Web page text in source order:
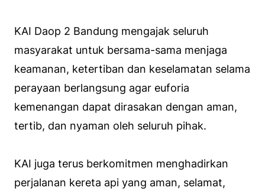
KAI Daop 2 Bandung mengajak seluruh
masyarakat untuk bersama-sama menjaga
keamanan, ketertiban dan keselamatan selama
perayaan berlangsung agar euforia
kemenangan dapat dirasakan dengan aman,
tertib, dan nyaman oleh seluruh pihak.
KAI juga terus berkomitmen menghadirkan
perjalanan kereta api yang aman, selamat,